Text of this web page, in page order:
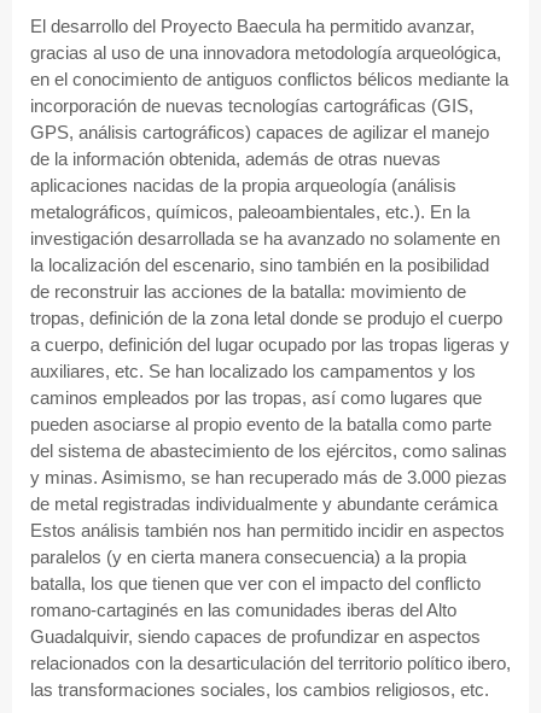
El desarrollo del Proyecto Baecula ha permitido avanzar,
gracias al uso de una innovadora metodología arqueológica,
en el conocimiento de antiguos conflictos bélicos mediante la
incorporación de nuevas tecnologías cartográficas (GIS,
GPS, análisis cartográficos) capaces de agilizar el manejo
de la información obtenida, además de otras nuevas
aplicaciones nacidas de la propia arqueología (análisis
metalográficos, químicos, paleoambientales, etc.). En la
investigación desarrollada se ha avanzado no solamente en
la localización del escenario, sino también en la posibilidad
de reconstruir las acciones de la batalla: movimiento de
tropas, definición de la zona letal donde se produjo el cuerpo
a cuerpo, definición del lugar ocupado por las tropas ligeras y
auxiliares, etc. Se han localizado los campamentos y los
caminos empleados por las tropas, así como lugares que
pueden asociarse al propio evento de la batalla como parte
del sistema de abastecimiento de los ejércitos, como salinas
y minas. Asimismo, se han recuperado más de 3.000 piezas
de metal registradas individualmente y abundante cerámica
Estos análisis también nos han permitido incidir en aspectos
paralelos (y en cierta manera consecuencia) a la propia
batalla, los que tienen que ver con el impacto del conflicto
romano-cartaginés en las comunidades iberas del Alto
Guadalquivir, siendo capaces de profundizar en aspectos
relacionados con la desarticulación del territorio político ibero,
las transformaciones sociales, los cambios religiosos, etc.